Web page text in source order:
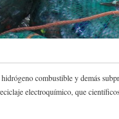
combustible y demás
electroquímico, que